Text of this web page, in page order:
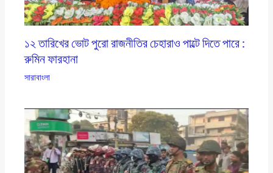
১২ তারিখের ভোট পুরো রাজনীতির চেহারাও পাল্টে দিতে পারে :
রুমিন ফারহানা
সারাবাংলা